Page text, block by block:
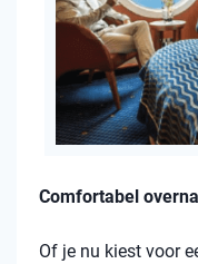
Comfortabel
Of je nu kiest voor